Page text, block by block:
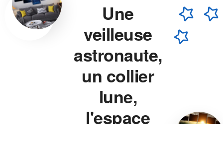
Une
veilleuse
astronaute,
un collier
lune,
l'espace